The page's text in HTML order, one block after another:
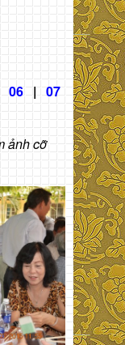
06 | 07
ảnh cỡ